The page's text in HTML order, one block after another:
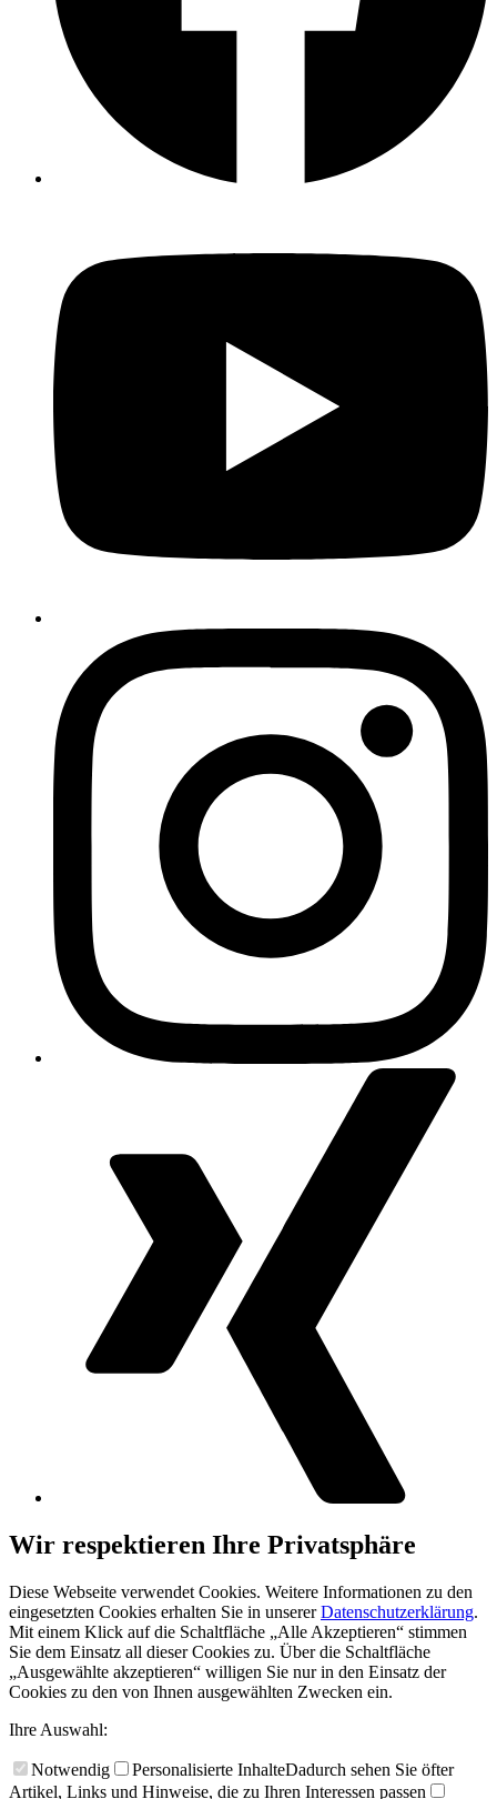
Wir respektieren Ihre Privatsphäre
Diese Webseite verwendet Cookies. Weitere Informationen zu den
eingesetzten Cookies erhalten Sie in unsererDatenschutzerklärung.
Mit einem Klick auf die Schaltfläche „Alle Akzeptieren“ stimmen
Sie dem Einsatz all dieser Cookies zu. Über die Schaltfläche
„Ausgewählte akzeptieren“ willigen Sie nur in den Einsatz der
Cookies zu den von Ihnen ausgewählten Zwecken ein.
Ihre Auswahl:
Notwendig Personalisierte InhalteDadurch sehen Sie öfter
Artikel, Links und Hinweise, die zu Ihren Interessen passen